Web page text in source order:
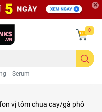
Serum
0
vị tôm chua cay/gà phô